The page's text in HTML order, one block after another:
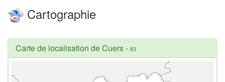
Cartographie
Carte de localisation de Cuers- 83